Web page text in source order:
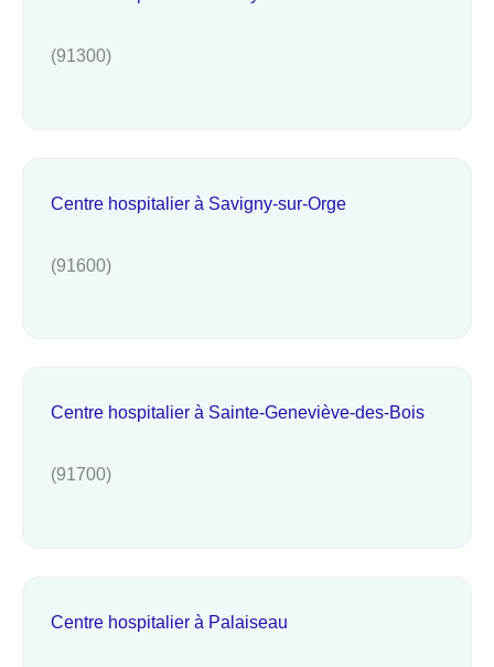
(91300)
Centre hospitalier à Savigny-sur-Orge
(91600)
Centre hospitalier à Sainte-Geneviève-des-Bois
(91700)
Centre hospitalier à Palaiseau